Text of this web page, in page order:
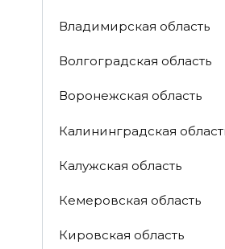
Владимирская область
Волгоградская область
Воронежская область
Калининградская
Калужская область
Кемеровская область
Кировская область